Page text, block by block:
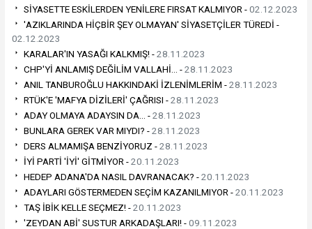
SİYASETTE ESKİLERDEN YENİLERE FIRSAT KALMIYOR -02.12.2023
'AZIKLARINDA HİÇBİR ŞEY OLMAYAN' SİYASETÇİLER TÜREDİ -
02.12.2023
KARALAR'IN YASAĞI KALKMIŞ! -28.11.2023
CHP'Yİ ANLAMIŞ DEĞİLİM VALLAHİ… -28.11.2023
ANIL TANBUROĞLU HAKKINDAKİ İZLENİMLERİM -28.11.2023
RTÜK'E 'MAFYA DİZİLERİ' ÇAĞRISI -28.11.2023
ADAY OLMAYA ADAYSIN DA… -28.11.2023
BUNLARA GEREK VAR MIYDI? -28.11.2023
DERS ALMAMIŞA BENZİYORUZ -28.11.2023
İYİ PARTİ 'İYİ' GİTMİYOR -20.11.2023
HEDEP ADANA'DA NASIL DAVRANACAK? -20.11.2023
ADAYLARI GÖSTERMEDEN SEÇİM KAZANILMIYOR -20.11.2023
TAŞ İBİK KELLE SEÇMEZ! -20.11.2023
'ZEYDAN ABİ' SUSTUR ARKADAŞLARI! -09.11.2023